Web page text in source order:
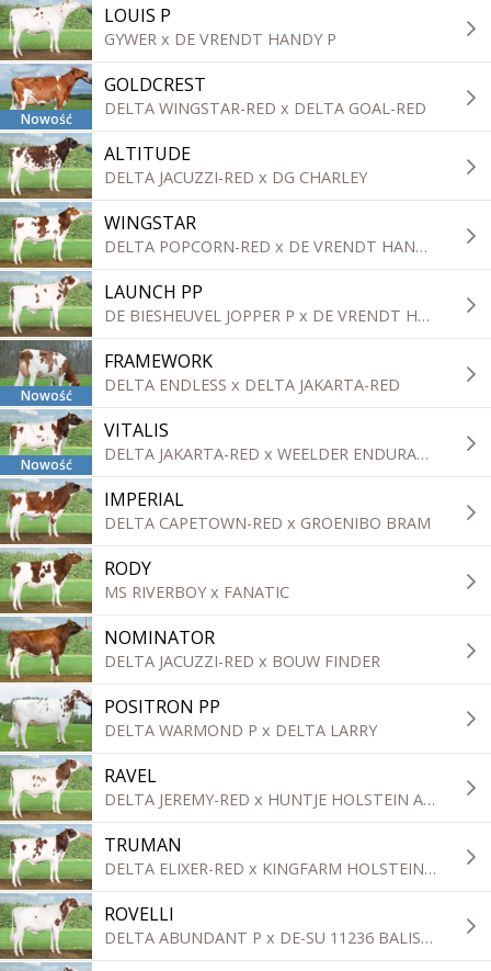
LOUIS P
GYWER x DE VRENDT HANDY P
Nowość
GOLDCREST
DELTA WINGSTAR-RED x DELTA GOAL-RED
ALTITUDE
DELTA JACUZZI-RED x DG CHARLEY
WINGSTAR
DELTA POPCORN-RED x DE VRENDT HANDY P
LAUNCH PP
DE BIESHEUVEL JOPPER P x DE VRENDT HANDY P
Nowość
FRAMEWORK
DELTA ENDLESS x DELTA JAKARTA-RED
Nowość
VITALIS
DELTA JAKARTA-RED x WEELDER ENDURANCE
IMPERIAL
DELTA CAPETOWN-RED x GROENIBO BRAM
RODY
MS RIVERBOY x FANATIC
NOMINATOR
DELTA JACUZZI-RED x BOUW FINDER
POSITRON PP
DELTA WARMOND P x DELTA LARRY
RAVEL
DELTA JEREMY-RED x HUNTJE HOLSTEIN ARMADA
TRUMAN
DELTA ELIXER-RED x KINGFARM HOLSTEINS ANRELI-RED
ROVELLI
DELTA ABUNDANT P x DE-SU 11236 BALISTO